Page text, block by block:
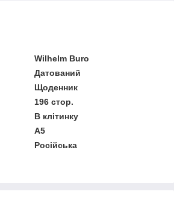
Wilhelm Buro
Датований
Щоденник
196 стор.
В клітинку
A5
Російська